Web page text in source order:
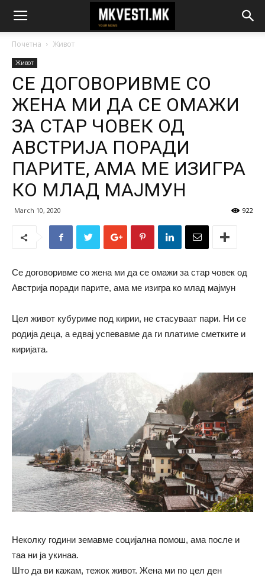
Почетна Живот
Живот
СЕ ДОГОВОРИВМЕ СО
ЖЕНА МИ ДА СЕ ОМАЖИ
ЗА СТАР ЧОВЕК ОД
АВСТРИЈА ПОРАДИ
ПАРИТЕ, АМА МЕ ИЗИГРА
КО МЛАД МАЈМУН
March 10, 2020 922
Се договоривме со жена ми да се омажи за стар човек од
Австрија поради парите, ама ме изигра ко млад мајмун
Цел живот кубуриме под кирии, не стасуваат пари. Ни се
родија деца, а едвај успевавме да ги платиме сметките и
киријата.
Неколку години земавме социјална помош, ама после и
таа ни ја укинаа.
Што да ви кажам, тежок живот. Жена ми по цел ден